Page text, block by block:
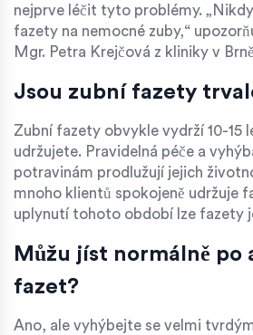
nejprve léčit tyto problémy.
fazety na nemocné zuby,“
Mgr. Petra Krejčová z kliniky v
Jsou zubní fazety
Zubní fazety obvykle vydrží 10-15
udržujete. Pravidelná péče a
potravinám prodlužují jejich
mnoho klientů spokojeně udržuje
uplynutí tohoto období lze fazety
Můžu jíst normálně po
fazet?
Ano, ale vyhýbejte se velmi